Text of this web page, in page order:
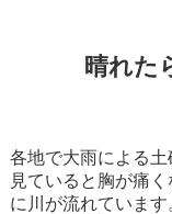
晴れた
各地で大雨による
見ていると胸が痛く
に川が流れています